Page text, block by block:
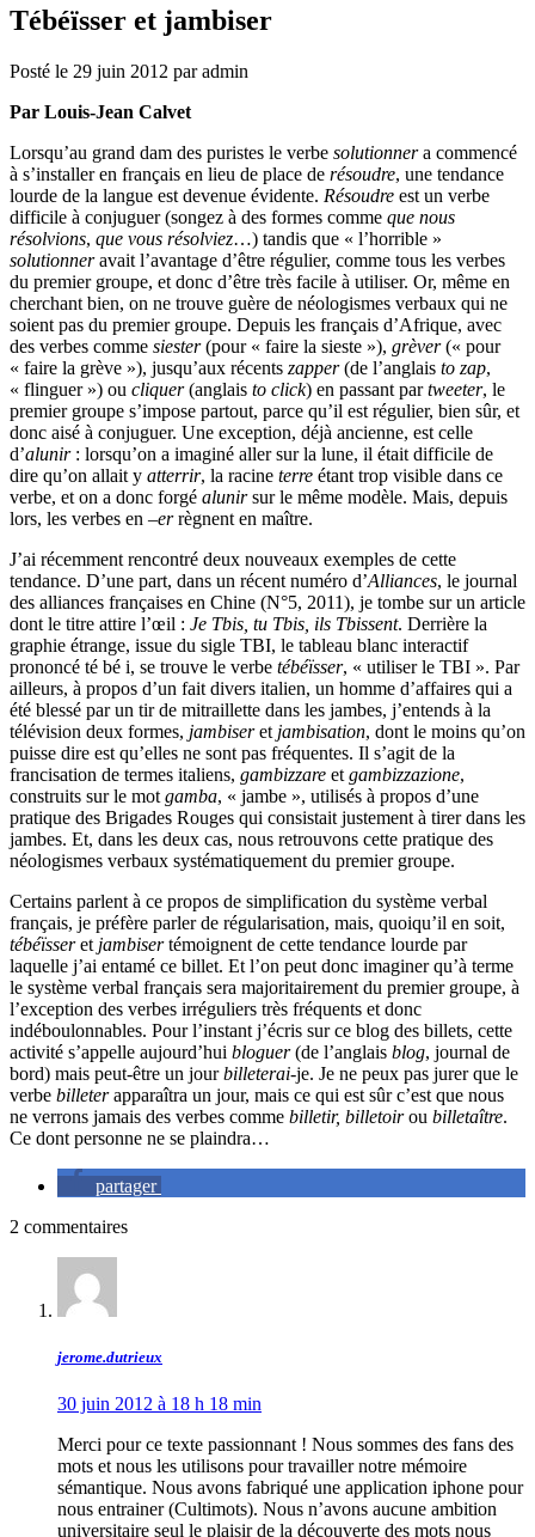
Tébéïsser et jambiser
Posté le 29 juin 2012 par admin
Par Louis-Jean Calvet
Lorsqu’au grand dam des puristes le verbe solutionnera commencé
à s’installer en français en lieu de place de résoudre, une tendance
lourde de la langue est devenue évidente. Résoudre est un verbe
difficile à conjuguer (songez à des formes comme que nous
résolvions, que vous résolviez…) tandis que « l’horrible »
solutionneravait l’avantage d’être régulier, comme tous les verbes
du premier groupe, et donc d’être très facile à utiliser. Or, même en
cherchant bien, on ne trouve guère de néologismes verbaux qui ne
soient pas du premier groupe. Depuis les français d’Afrique, avec
des verbes comme siester(pour « faire la sieste »), grèver(« pour
« faire la grève »), jusqu’aux récents zapper(de l’anglais to zap,
« flinguer ») ou cliquer(anglais to click) en passant partweeter, le
premier groupe s’impose partout, parce qu’il est régulier, bien sûr, et
donc aisé à conjuguer. Une exception, déjà ancienne, est celle
d’alunir : lorsqu’on a imaginé aller sur la lune, il était difficile de
dire qu’on allait y atterrir, la racine terre étant trop visible dans ce
verbe, et on a donc forgé alunirsur le même modèle. Mais, depuis
lors, les verbes en –errègnent en maître.
J’ai récemment rencontré deux nouveaux exemples de cette
tendance. D’une part, dans un récent numéro d’Alliances, le journal
des alliances françaises en Chine (N°5, 2011), je tombe sur un article
dont le titre attire l’œil : Je Tbis, tu Tbis, ils Tbissent. Derrière la
graphie étrange, issue du sigle TBI, le tableau blanc interactif
prononcé té bé i, se trouve le verbe tébéïsser, « utiliser le TBI ». Par
ailleurs, à propos d’un fait divers italien, un homme d’affaires qui a
été blessé par un tir de mitraillette dans les jambes, j’entends à la
télévision deux formes, jambiseret jambisation, dont le moins qu’on
puisse dire est qu’elles ne sont pas fréquentes. Il s’agit de la
francisation de termes italiens, gambizzare et gambizzazione,
construits sur le mot gamba, « jambe », utilisés à propos d’une
pratique des Brigades Rouges qui consistait justement à tirer dans les
jambes. Et, dans les deux cas, nous retrouvons cette pratique des
néologismes verbaux systématiquement du premier groupe.
Certains parlent à ce propos de simplification du système verbal
français, je préfère parler de régularisation, mais, quoiqu’il en soit,
tébéïsseret jambisertémoignent de cette tendance lourde par
laquelle j’ai entamé ce billet. Et l’on peut donc imaginer qu’à terme
le système verbal français sera majoritairement du premier groupe, à
l’exception des verbes irréguliers très fréquents et donc
indéboulonnables. Pour l’instant j’écris sur ce blog des billets, cette
activité s’appelle aujourd’hui bloguer(de l’anglais blog, journal de
bord) mais peut-être un jourbilleterai-je. Je ne peux pas jurer que le
verbe billeterapparaîtra un jour, mais ce qui est sûr c’est que nous
ne verrons jamais des verbes comme billetir, billetoirou billetaître.
Ce dont personne ne se plaindra…
partager
2 commentaires
jerome.dutrieux
30 juin 2012 à 18 h 18 min
Merci pour ce texte passionnant ! Nous sommes des fans des
mots et nous les utilisons pour travailler notre mémoire
sémantique. Nous avons fabriqué une application iphone pour
nous entrainer (Cultimots). Nous n’avons aucune ambition
universitaire seul le plaisir de la découverte des mots nous